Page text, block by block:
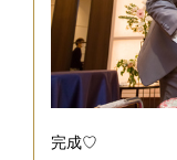
完成♡